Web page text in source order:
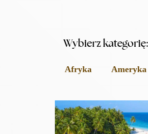
Wybierz kategorię:
Afryka Ameryka